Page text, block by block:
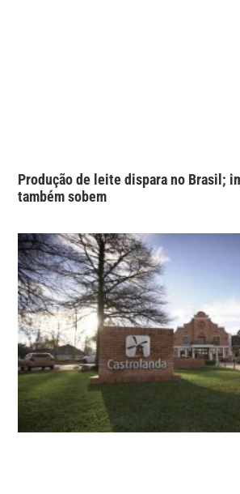
Produção de leite dispara no Brasil;
também sobem